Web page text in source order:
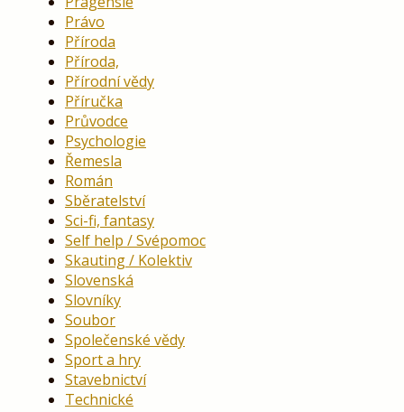
Právo
Příroda
Příroda,
Přírodní vědy
Příručka
Průvodce
Psychologie
Řemesla
Román
Sběratelství
Sci-fi, fantasy
Self help / Svépomoc
Skauting / Kolektiv
Slovenská
Slovníky
Soubor
Společenské vědy
Sport a hry
Stavebnictví
Technické